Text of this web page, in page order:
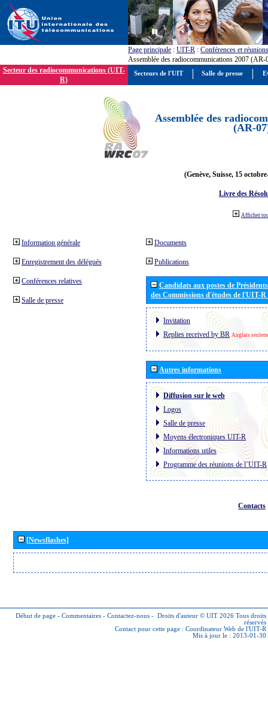
Page principale : UIT-R : Conférences et réunions
Assemblée des radiocommunications 2007 (AR-
Secteur des radiocommunications (UIT-
R)
Assemblée des
(AR-
(Genève, Suisse, 15
Livre des
Afficher
Information générale
Enregistrement des délégués
Conférences relatives
Salle de presse
Documents
Publications
Candidats aux postes de
des Commissions d'études de l'UIT-
Invitation
Replies received by BR Anglais
Autres informations
Diffusion sur le web
Logos
Salle de presse
Moyens électroniques UIT-R
Informations utiles
Programme des réunions de l´UIT-R
Contacts
[Newsflashes]
Début de page - Commentaires - Contactez-nous - Droits d'auteur © UIT 2026 Tous droits
réservés
Contact pour cette page : Coordinateur Web de l'UIT-R
Mis à jour le : 2013-01-30
Secteurs de l'UIT Salle de presse